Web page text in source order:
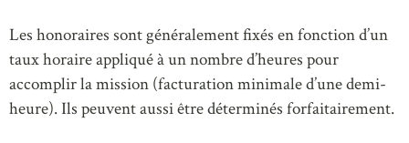
Les honoraires sont généralement fixés en fonction d’un
taux horaire appliqué à un nombre d’heures pour
accomplir la mission (facturation minimale d’une demi-
heure). Ils peuvent aussi être déterminés forfaitairement.